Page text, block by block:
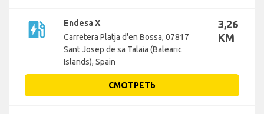
ev_station
Endesa X
Carretera Platja d'en Bossa, 07817
Sant Josep de sa Talaia (Balearic
Islands), Spain
3,26
KM
СМОТРЕТЬ